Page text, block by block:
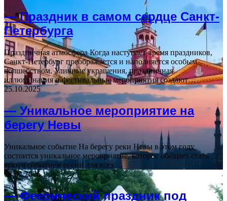
— Праздник в самом сердце Санкт-
Петербурга
Праздничная атмосфера Когда наступает время праздников,
Санкт-Петербург преображается и наполняется особым
волшебством. Уличные украшения, праздничная
иллюминация и фестивальные мероприятия создают…
25.10.2025
— Уникальное мероприятие на
берегу Невы
Уникальное событие На берегу реки Невы в этом году
состоится уникальное мероприятие, которое обещает стать
ярким событием осени для всех…
18.02.2026
— Феерический праздник под